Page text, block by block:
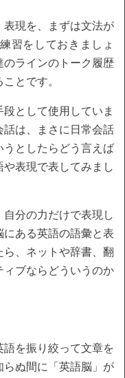
現を、まずは文法が
習をしておきましょ
のラインのトーク履歴
とです。
として使用していま
は、まさに日常会話
としたらどう言えば
表現で表してみまし
分の力だけで表現し
ある英語の語彙と表
、ネットや辞書、翻
ブならどういうのか
を振り絞って文章を
ぬ間に「英語脳」が